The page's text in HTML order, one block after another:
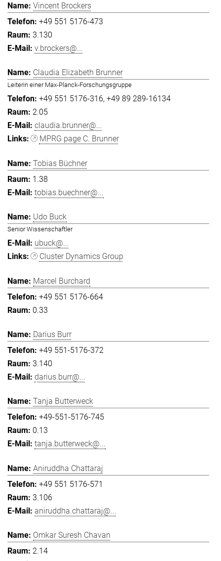
Vincent Brockers
+49 551 5176-473
3.130
v.brockers@...
Claudia Elizabeth Brunner
Leiterin einer Max-Planck-Forschungsgruppe
+49 551 5176-316 +49 89 289-16134
2.05
claudia.brunner@...
MPRG page C. Brunner
Tobias Büchner
1.38
tobias.buechner@...
Udo Buck
Senior Wissenschaftler
ubuck@...
Cluster Dynamics Group
Marcel Burchard
+49 551 5176-664
0.33
Darius Burr
+49 551-5176-372
3.140
darius.burr@...
Tanja Butterweck
+49-551-5176-745
0.13
tanja.butterweck@...
Aniruddha Chattaraj
+49 551 5176-571
3.106
aniruddha.chattaraj@...
Omkar Suresh Chavan
2.14